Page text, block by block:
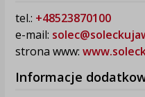
tel.: +48523870100
e-mail:
strona www:
Informacje